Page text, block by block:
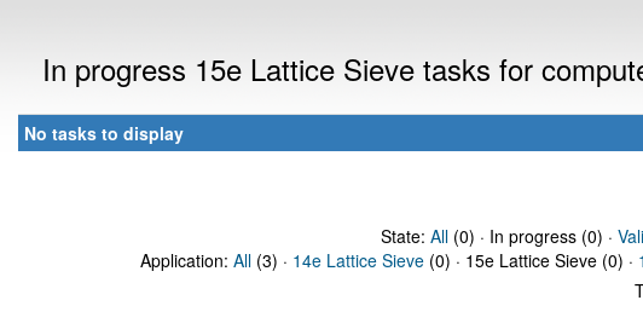
In progress 15e Lattice Sieve tasks for
No tasks to display
State: All(0) · In progress (0) ·
Application: All (3) · 14e Lattice Sieve (0) · 15e Lattice Sieve (0) ·